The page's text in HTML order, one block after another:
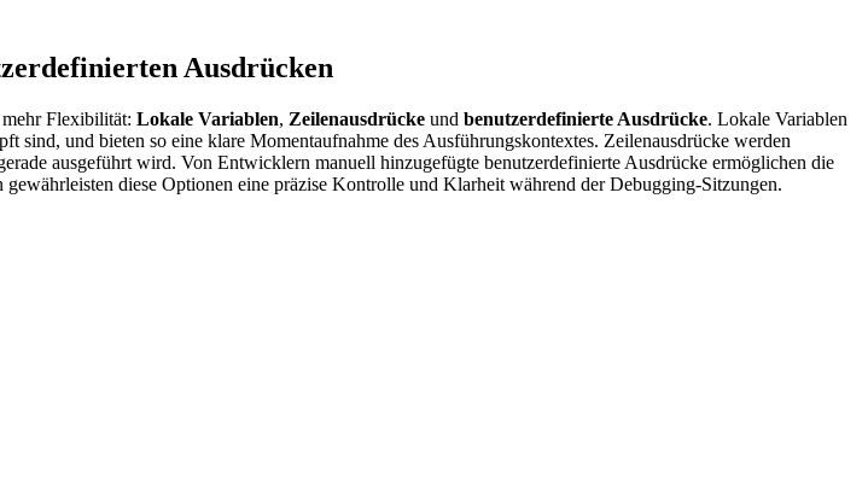
Ausdrücken
Flexibilität: Lokale Variablen, Zeilenausdrücke und benutzerdefinierte Ausdrücke. Lokale Variablen
und bieten so eine klare Momentaufnahme des Ausführungskontextes. Zeilenausdrücke werden
ausgeführt wird. Von Entwicklern manuell hinzugefügte benutzerdefinierte Ausdrücke ermöglichen die
diese Optionen eine präzise Kontrolle und Klarheit während der Debugging-Sitzungen.